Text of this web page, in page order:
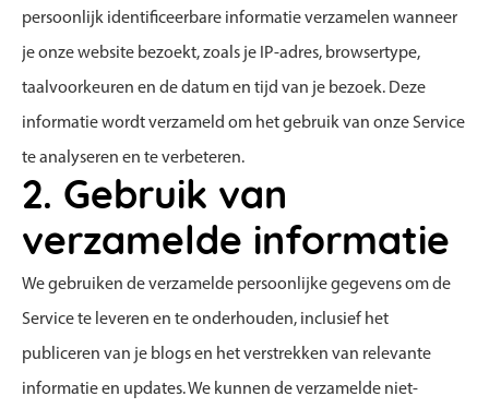
persoonlijk identificeerbare informatie verzamelen wanneer
je onze website bezoekt, zoals je IP-adres, browsertype,
taalvoorkeuren en de datum en tijd van je bezoek. Deze
informatie wordt verzameld om het gebruik van onze Service
te analyseren en te verbeteren.
2. Gebruik van
verzamelde informatie
We gebruiken de verzamelde persoonlijke gegevens om de
Service te leveren en te onderhouden, inclusief het
publiceren van je blogs en het verstrekken van relevante
informatie en updates. We kunnen de verzamelde niet-